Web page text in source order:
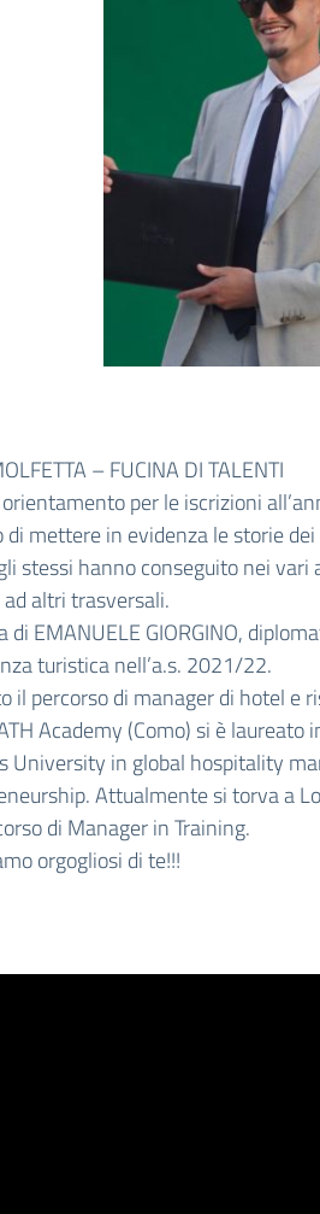
– FUCINA DI TALENTI
per le iscrizioni
mettere in evidenza le storie dei
stessi hanno conseguito nei vari
altri trasversali.
EMANUELE GIORGINO,
turistica nell’a.s. 2021/22.
il percorso di manager di hotel e
Academy (Como) si è laureato
University in global hospitality
Attualmente si torva a
di Manager in Training.
orgogliosi di te!!!